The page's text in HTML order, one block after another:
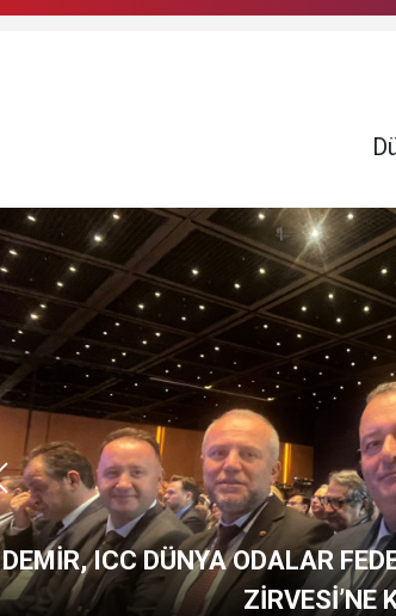
DEMİR, ICC DÜNYA ODALAR
ZİRVESİ’NE